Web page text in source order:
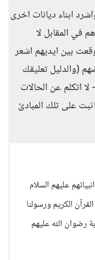
ابناء ديانات اخرى
في المقابل لا
بين ايديهم اشعر
(والدليل تعليقك
اتكلم عن الحالات
على تلك المبادئ
عليهم السلام
الكريم ورسولنا
رضوان الله عليهم